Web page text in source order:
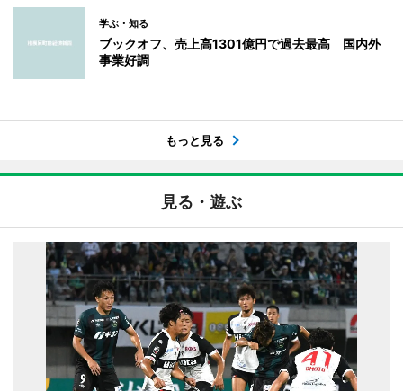
学ぶ・知る
ブックオフ、売上高1301億円で過去最高 国内外
事業好調
もっと見る
見る・遊ぶ